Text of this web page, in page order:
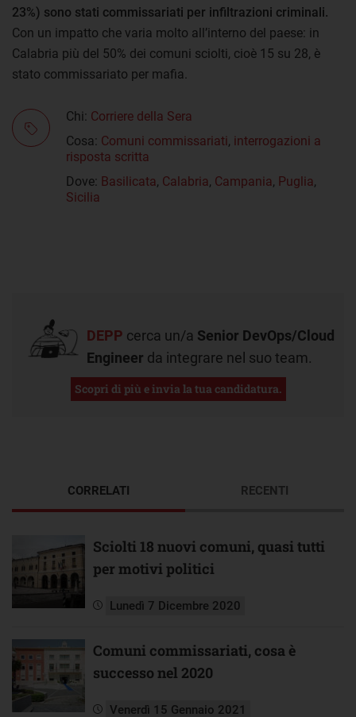
23%) sono stati commissariati per infiltrazioni criminali.
Con un impatto che varia molto all’interno del paese: in
Calabria più del 50% dei comuni sciolti, cioè 15 su 28, è
stato commissariato per mafia.
Chi: Corriere della Sera
Cosa: Comuni commissariati, interrogazioni a
risposta scritta
Dove: Basilicata, Calabria, Campania, Puglia,
Sicilia
DEPP cerca un/a Senior DevOps/Cloud
Engineer da integrare nel suo team.
Scopri di più e invia la tua candidatura.
CORRELATI
Sciolti 18 nuovi comuni, quasi tutti
per motivi politici
Lunedì 7 Dicembre 2020
Comuni commissariati, cosa è
successo nel 2020
Venerdì 15 Gennaio 2021
RECENTI